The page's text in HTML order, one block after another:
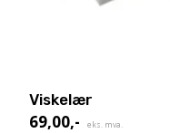
Viskelær
69,00,- eks. mva.